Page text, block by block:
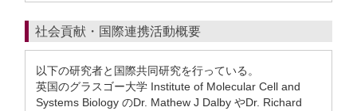
社会貢献・国際連携活動概要
以下の研究者と国際共同研究を行っている。
英国のグラスゴー大学 Institute of Molecular Cell and
Systems Biology のDr. Mathew J Dalby やDr. Richard